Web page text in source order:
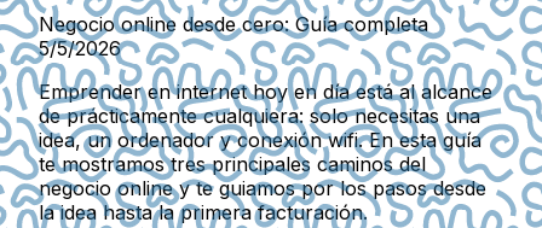
Negocio online desde cero: Guía completa
5/5/2026
Emprender en internet hoy en día está al alcance
de prácticamente cualquiera: solo necesitas una
idea, un ordenador y conexión wifi. En esta guía
te mostramos tres principales caminos del
negocio online y te guiamos por los pasos desde
la idea hasta la primera facturación.